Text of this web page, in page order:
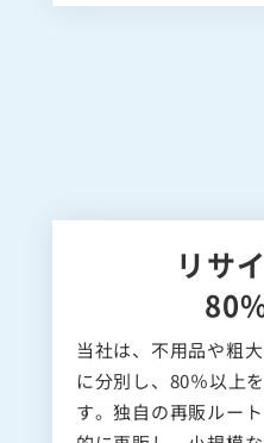
リサ
当社は、不用品や粗
に分別し、80％以上
す。独自の再販ルー